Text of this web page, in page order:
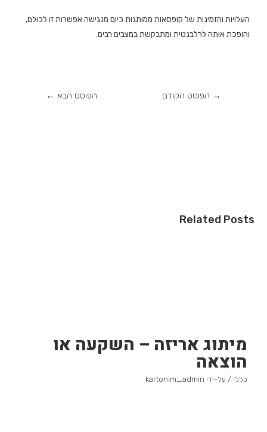
העלויות והזמינות של קופסאות ממותגות כיום מנגישה אפשרות זו לכולם,
והופכת אותה לרלבנטית ומתבקשת במצבים רבים.
→ הפוסט הקודם הפוסט הבא ←
Related Posts
מיתוג אריזה – השקעה או
הוצאה
כללי / על-ידי kartonim_admin